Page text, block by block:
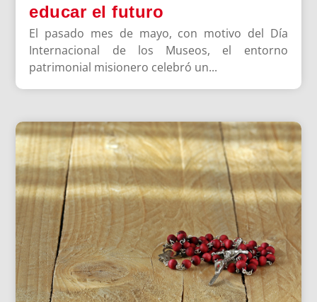
educar el futuro
El pasado mes de mayo, con motivo del Día
Internacional de los Museos, el entorno
patrimonial misionero celebró un...